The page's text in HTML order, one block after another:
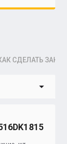
СДЕЛАТЬ
arrow_drop_down